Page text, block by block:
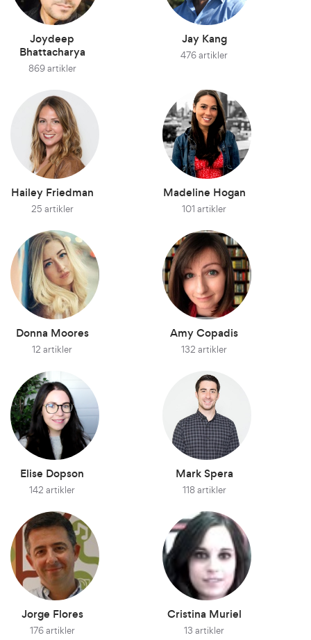
Joydeep
Bhattacharya
869 artikler
Jay Kang
476 artikler
Hailey Friedman
25 artikler
Madeline Hogan
101 artikler
Donna Moores
12 artikler
Amy Copadis
132 artikler
Elise Dopson
142 artikler
Mark Spera
118 artikler
Jorge Flores
176 artikler
Cristina Muriel
13 artikler